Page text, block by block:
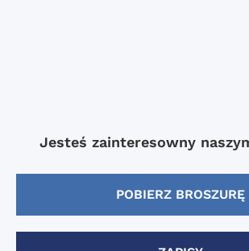
Jesteś zainteresowny
POBIERZ BROSZURĘ